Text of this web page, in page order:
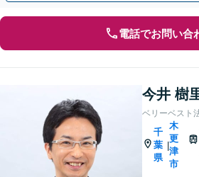
電話でお問い合
今井 樹
ベリーベスト
千
葉
県
|
木
更
津
市